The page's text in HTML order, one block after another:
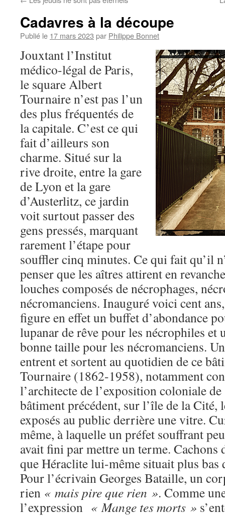
Cadavres à la découpe
Publié le 17 mars 2023 par Philippe Bonnet
Jouxtant l’Institut
médico-légal de Paris,
le square Albert
Tournaire n’est pas l’un
des plus fréquentés de
la capitale. C’est ce qui
fait d’ailleurs son
charme. Situé sur la
rive droite, entre la gare
de Lyon et la gare
d’Austerlitz, ce jardin
voit surtout passer des
gens pressés, marquant
rarement l’étape pour
souffler cinq minutes. Ce qui fait qu’il
penser que les aîtres attirent en
louches composés de nécrophages,
nécromanciens. Inauguré voici cent
figure en effet un buffet d’abondance
lupanar de rêve pour les nécrophiles et
bonne taille pour les nécromanciens.
entrent et sortent au quotidien de ce
Tournaire (1862-1958), notamment
l’architecte de l’exposition coloniale
bâtiment précédent, sur l’île de la Cité,
exposés au public derrière une vitre.
même, à laquelle un préfet souffrant
avait fini par mettre un terme. Cachons
que Héraclite lui-même situait plus bas
Pour l’écrivain Georges Bataille, un
rien « mais pire que rien ». Comme
l’expression « Mange tes morts »